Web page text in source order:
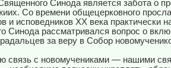
Синода является забота о
Со времени общецерковного
и исповедников ХХ века практически
Синода рассматривался вопрос о
за веру в Собор
связь с новомучениками — нашими